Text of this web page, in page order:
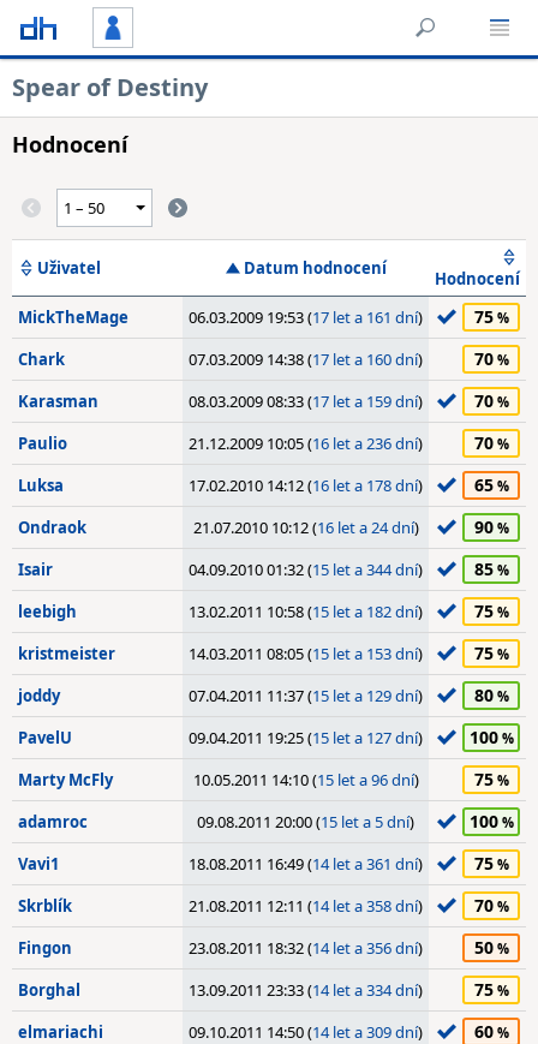
Spear of Destiny
Hodnocení
Uživatel Datum hodnocení
Hodnocení
MickTheMage
06.03.2009 19:53 (17 let a 161 dní) 75
Chark 07.03.2009 14:38 (17 let a 160 dní) 70
Karasman 08.03.2009 08:33 (17 let a 159 dní) 70
Paulio 21.12.2009 10:05 (16 let a 236 dní) 70
Luksa 17.02.2010 14:12 (16 let a 178 dní) 65
Ondraok 21.07.2010 10:12 (16 let a 24 dní) 90
Isair 04.09.2010 01:32 (15 let a 344 dní) 85
leebigh 13.02.2011 10:58 (15 let a 182 dní) 75
kristmeister 14.03.2011 08:05 (15 let a 153 dní) 75
joddy 07.04.2011 11:37 (15 let a 129 dní) 80
PavelU 09.04.2011 19:25 (15 let a 127 dní) 100
Marty McFly 10.05.2011 14:10 (15 let a 96 dní) 75
adamroc 09.08.2011 20:00 (15 let a 5 dní) 100
Vavi1 18.08.2011 16:49 (14 let a 361 dní) 75
Skrblík 21.08.2011 12:11 (14 let a 358 dní) 70
Fingon 23.08.2011 18:32 (14 let a 356 dní) 50
Borghal 13.09.2011 23:33 (14 let a 334 dní) 75
elmariachi 09.10.2011 14:50 (14 let a 309 dní) 60